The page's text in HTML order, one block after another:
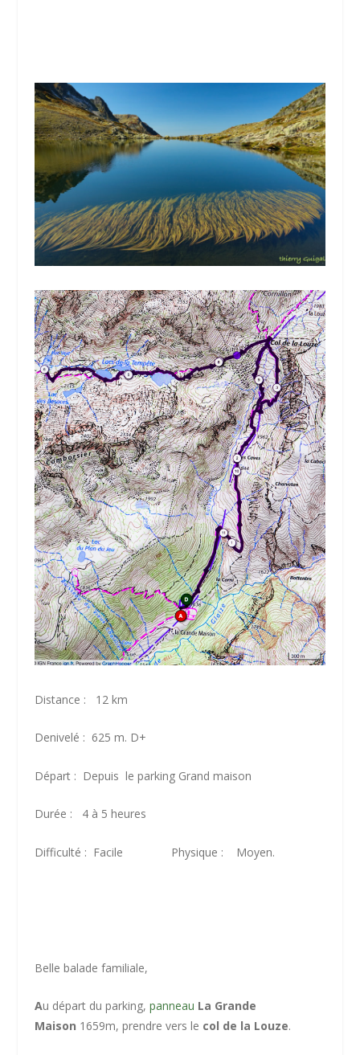
Distance : 12 km
Denivelé : 625 m. D+
Départ : Depuis le parking Grand maison
Durée : 4 à 5 heures
Difficulté : Facile Physique : Moyen.
Belle balade familiale,
Au départ du parking, panneau La Grande
Maison 1659m, prendre vers le col de la Louze.